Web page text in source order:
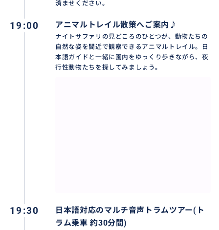
済ませください。
19:00 アニマルトレイル散策へご案内♪
ナイトサファリの見どころのひとつが、動物たちの
自然な姿を間近で観察できるアニマルトレイル。日
本語ガイドと一緒に園内をゆっくり歩きながら、夜
行性動物たちを探してみましょう。
19:30
日本語対応のマルチ音声トラムツアー(ト
ラム乗車 約30分間)